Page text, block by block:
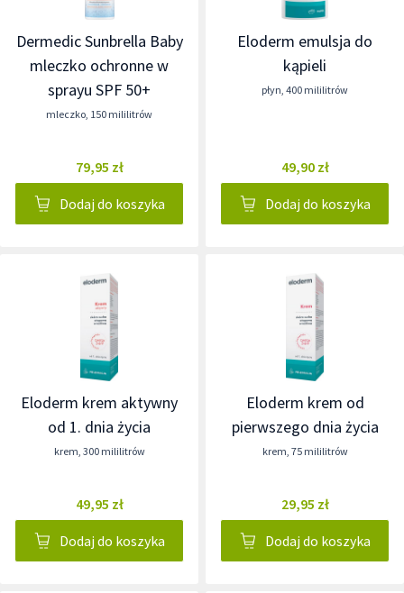
Dermedic Sunbrella Baby
mleczko ochronne w
sprayu SPF 50+
mleczko, 150 mililitrów
79,95 zł
Dodaj do koszyka
Eloderm emulsja do
kąpieli
płyn, 400 mililitrów
49,90 zł
Dodaj do koszyka
Eloderm krem aktywny
od 1. dnia życia
krem, 300 mililitrów
49,95 zł
Dodaj do koszyka
Eloderm krem od
pierwszego dnia życia
krem, 75 mililitrów
29,95 zł
Dodaj do koszyka